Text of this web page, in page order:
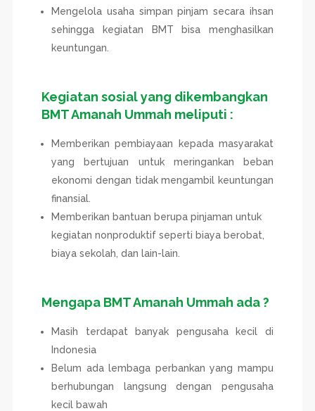
Mengelola usaha simpan pinjam secara ihsan
sehingga kegiatan BMT bisa menghasilkan
keuntungan.
Kegiatan sosial yang dikembangkan
BMT Amanah Ummah meliputi :
Memberikan pembiayaan kepada masyarakat
yang bertujuan untuk meringankan beban
ekonomi dengan tidak mengambil keuntungan
finansial.
Memberikan bantuan berupa pinjaman untuk
kegiatan nonproduktif seperti biaya berobat,
biaya sekolah, dan lain-lain.
Mengapa BMT Amanah Ummah ada ?
Masih terdapat banyak pengusaha kecil di
Indonesia
Belum ada lembaga perbankan yang mampu
berhubungan langsung dengan pengusaha
kecil bawah